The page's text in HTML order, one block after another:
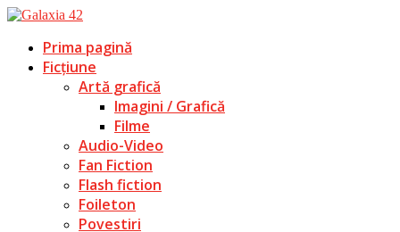
Prima pagină
Ficțiune
Artă grafică
Imagini / Grafică
Filme
Audio-Video
Fan Fiction
Flash fiction
Foileton
Povestiri